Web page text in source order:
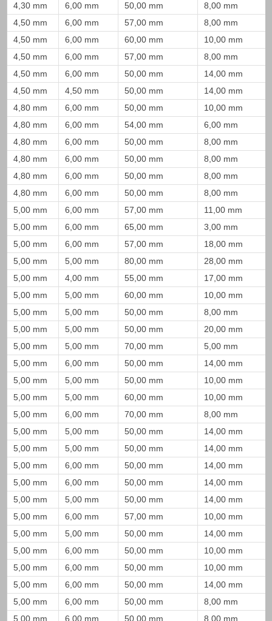
4,30 mm
6,00 mm 50,00 mm
8,00 mm
4,50 mm
6,00 mm 57,00 mm
8,00 mm
4,50 mm
6,00 mm 60,00 mm
10,00 mm
4,50 mm
6,00 mm 57,00 mm
8,00 mm
4,50 mm
6,00 mm 50,00 mm
14,00 mm
4,50 mm
4,50 mm 50,00 mm
14,00 mm
4,80 mm
6,00 mm 50,00 mm
10,00 mm
4,80 mm
6,00 mm 54,00 mm
6,00 mm
4,80 mm
6,00 mm 50,00 mm
8,00 mm
4,80 mm
6,00 mm 50,00 mm
8,00 mm
4,80 mm
6,00 mm 50,00 mm
8,00 mm
4,80 mm
6,00 mm 50,00 mm
8,00 mm
5,00 mm
6,00 mm 57,00 mm
11,00 mm
5,00 mm
6,00 mm 65,00 mm
3,00 mm
5,00 mm
6,00 mm 57,00 mm
18,00 mm
5,00 mm
5,00 mm 80,00 mm
28,00 mm
5,00 mm
4,00 mm 55,00 mm
17,00 mm
5,00 mm
5,00 mm 60,00 mm
10,00 mm
5,00 mm
5,00 mm 50,00 mm
8,00 mm
5,00 mm
5,00 mm 50,00 mm
20,00 mm
5,00 mm
5,00 mm 70,00 mm
5,00 mm
5,00 mm
6,00 mm 50,00 mm
14,00 mm
5,00 mm
5,00 mm 50,00 mm
10,00 mm
5,00 mm
5,00 mm 60,00 mm
10,00 mm
5,00 mm
6,00 mm 70,00 mm
8,00 mm
5,00 mm
5,00 mm 50,00 mm
14,00 mm
5,00 mm
5,00 mm 50,00 mm
14,00 mm
5,00 mm
6,00 mm 50,00 mm
14,00 mm
5,00 mm
6,00 mm 50,00 mm
14,00 mm
5,00 mm
5,00 mm 50,00 mm
14,00 mm
5,00 mm
6,00 mm 57,00 mm
10,00 mm
5,00 mm
5,00 mm 50,00 mm
14,00 mm
5,00 mm
6,00 mm 50,00 mm
10,00 mm
5,00 mm
6,00 mm 50,00 mm
10,00 mm
5,00 mm
6,00 mm 50,00 mm
14,00 mm
5,00 mm
6,00 mm 50,00 mm
8,00 mm
5,00 mm
6,00 mm 50,00 mm 8,00 mm